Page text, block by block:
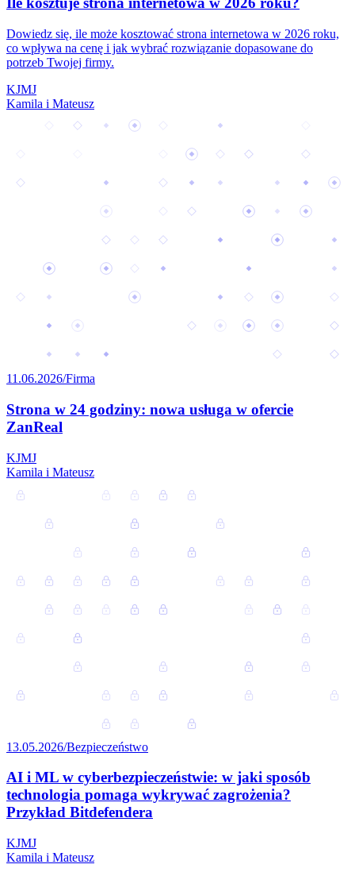
Dowiedz się, ile może kosztować strona internetowa w 2026 roku,
co wpływa na cenę i jak wybrać rozwiązanie dopasowane do
potrzeb Twojej firmy.
KJMJ
Kamila i Mateusz
11.06.2026/Firma
Strona w 24 godziny: nowa usługa w ofercie
ZanReal
KJMJ
Kamila i Mateusz
13.05.2026/Bezpieczeństwo
AI i ML w cyberbezpieczeństwie: w jaki sposób
technologia pomaga wykrywać zagrożenia?
Przykład Bitdefendera
KJMJ
Kamila i Mateusz